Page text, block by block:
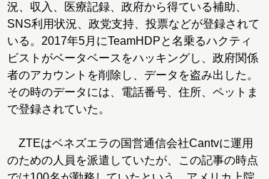
況、収入、医療記録、政府から得ている補助、
SNS利用状況、政党支持、投票などが登録されて
いる。2017年5月にTeamHDPと名乗るハクティ
ビストがベータベースをハッキングし、政府関係
者のアカウントを削除し、データを盗み出した。
その時のデータには、電話番号、住所、ペットま
で登録されていた。
ZTEはベネズエラの国営通信会社Cantvに運用
のための人員を派遣していたが、この記事の時点